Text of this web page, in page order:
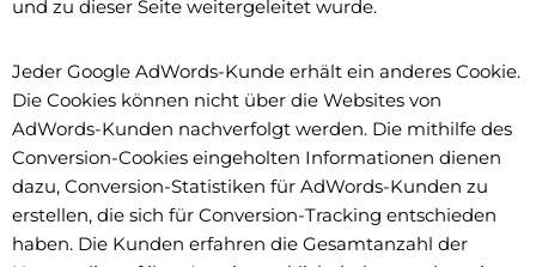
und zu dieser Seite weitergeleitet wurde.
Jeder Google AdWords-Kunde erhält ein anderes Cookie.
Die Cookies können nicht über die Websites von
AdWords-Kunden nachverfolgt werden. Die mithilfe des
Conversion-Cookies eingeholten Informationen dienen
dazu, Conversion-Statistiken für AdWords-Kunden zu
erstellen, die sich für Conversion-Tracking entschieden
haben. Die Kunden erfahren die Gesamtanzahl der